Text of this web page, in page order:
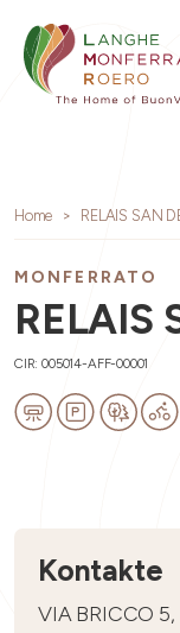
Home RELAIS SAN
MONFERRATO
RELAIS
CIR: 005014-AFF-00001
Kontakte
VIA BRICCO